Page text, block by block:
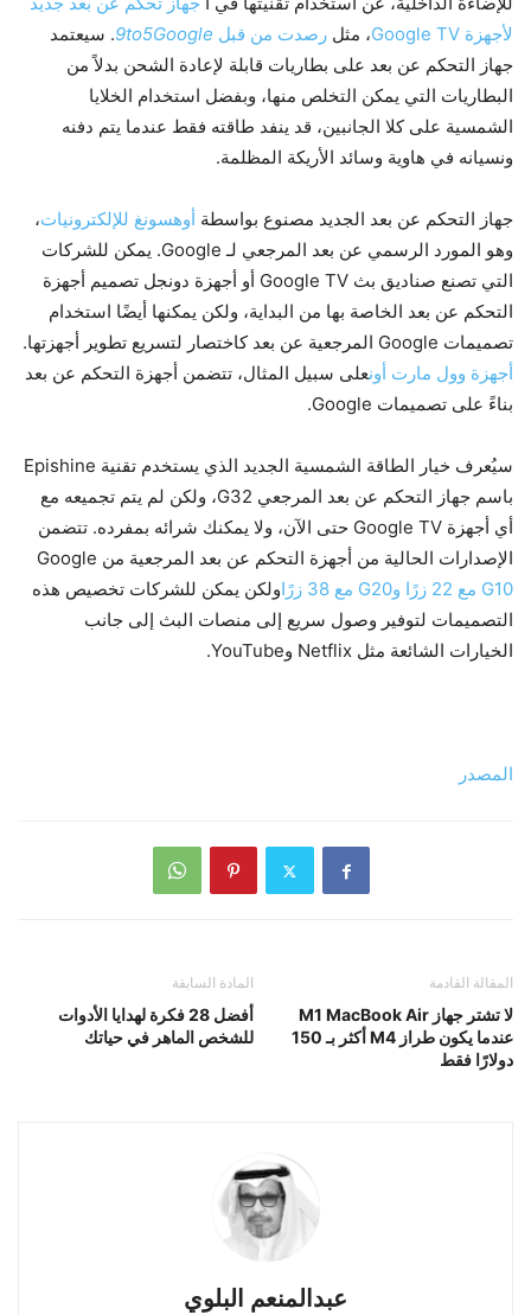
لأجهزة Google TV
، مثل رصدت من قبل 9to5Google. سيعتمد
جهاز التحكم عن بعد على بطاريات قابلة لإعادة الشحن بدلاً من
البطاريات التي يمكن التخلص منها، وبفضل استخدام الخلايا
الشمسية على كلا الجانبين، قد ينفد طاقته فقط عندما يتم دفنه
ونسيانه في هاوية وسائد الأريكة المظلمة.
جهاز التحكم عن بعد الجديد مصنوع بواسطة أوهسونغ للإلكترونيات،
وهو المورد الرسمي عن بعد المرجعي لـ Google. يمكن للشركات
التي تصنع صناديق بث Google TV أو أجهزة دونجل تصميم أجهزة
التحكم عن بعد الخاصة بها من البداية، ولكن يمكنها أيضًا استخدام
تصميمات Google المرجعية عن بعد كاختصار لتسريع تطوير أجهزتها.
أجهزة وول مارت أونعلى سبيل المثال، تتضمن أجهزة التحكم عن بعد
بناءً على تصميمات Google.
سيُعرف خيار الطاقة الشمسية الجديد الذي يستخدم تقنية Epishine
باسم جهاز التحكم عن بعد المرجعي G32، ولكن لم يتم تجميعه مع
أي أجهزة Google TV حتى الآن، ولا يمكنك شرائه بمفرده. تتضمن
الإصدارات الحالية من أجهزة التحكم عن بعد المرجعية من Google
G10 مع 22 زرًا وG20 مع 38 زرًا
ولكن يمكن للشركات تخصيص هذه
التصميمات لتوفير وصول سريع إلى منصات البث إلى جانب
الخيارات الشائعة مثل Netflix وYouTube.
المصدر
المادة السابقة
أفضل 28 فكرة لهدايا الأدوات
للشخص الماهر في حياتك
المقالة القادمة
لا تشتر جهاز M1 MacBook Air
عندما يكون طراز M4 أكثر بـ 150
دولارًا فقط
عبدالمنعم البلوي